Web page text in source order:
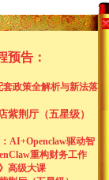
关于我们
资料中心
预告：
套政策全解析与新法落
紫荆厅（五星级）
AI+Openclaw驱动智
重构财务工作
高级大课